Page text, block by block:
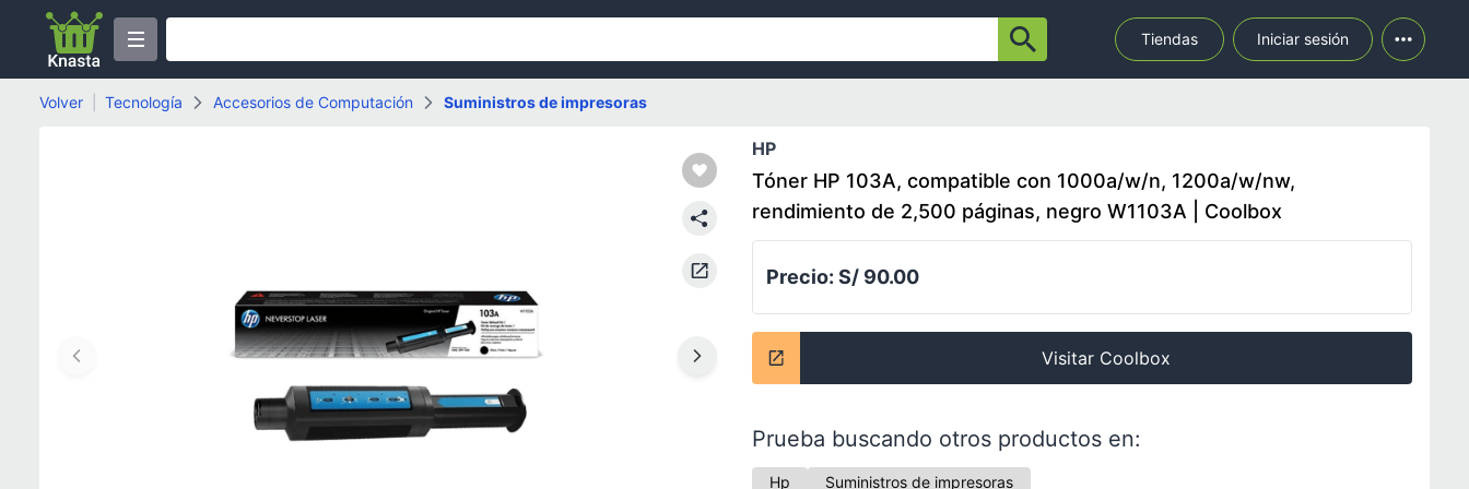
Tiendas Iniciar sesión
Volver Tecnología Accesorios de Computación Suministros de impresoras
HP
Tóner HP 103A, compatible con 1000a/w/n, 1200a/w/nw,
rendimiento de 2,500 páginas, negro W1103A | Coolbox
Precio: S/ 90.00
Visitar Coolbox
Prueba buscando otros productos en:
Hp Suministros de impresoras